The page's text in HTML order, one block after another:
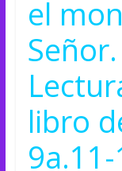
el
Señor.
libro